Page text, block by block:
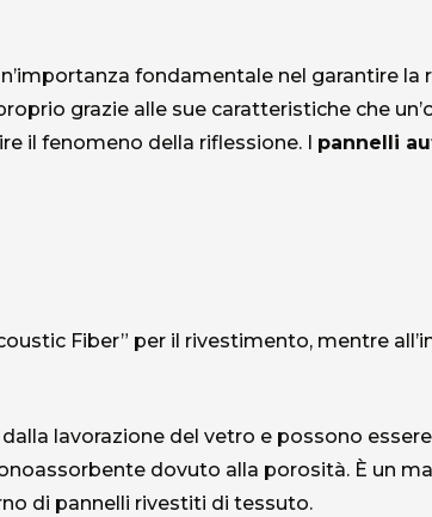
fondamentale nel garantire la
grazie alle sue caratteristiche che
il fenomeno della riflessione. I pannelli
Fiber” per il rivestimento, mentre
lavorazione del vetro e possono
dovuto alla porosità. È un
di pannelli rivestiti di tessuto.